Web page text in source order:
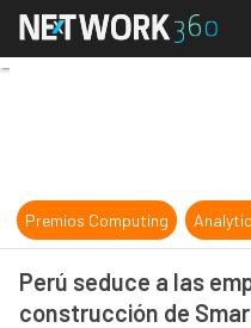
Premios Computing
Perú seduce a las
construcción de